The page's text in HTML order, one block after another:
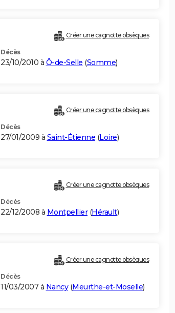
Créer une cagnotte obsèques
Décès
23/10/2010 à Ô-de-Selle (Somme)
Créer une cagnotte obsèques
Décès
27/01/2009 à Saint-Étienne (Loire)
Créer une cagnotte obsèques
Décès
22/12/2008 à Montpellier(Hérault)
Créer une cagnotte obsèques
Décès
11/03/2007 à Nancy(Meurthe-et-Moselle)